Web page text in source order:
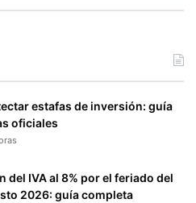
estafas de inversión: guía
oficiales
del IVA al 8% por el feriado del
2026: guía completa